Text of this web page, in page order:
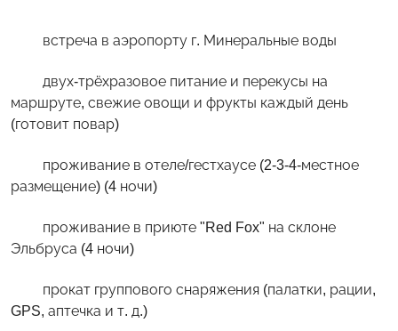
встреча в аэропорту г. Минеральные воды
двух-трёхразовое питание и перекусы на
маршруте, свежие овощи и фрукты каждый день
(готовит повар)
проживание в отеле/гестхаусе (2-3-4-местное
размещение) (4 ночи)
проживание в приюте "Red Fox" на склоне
Эльбруса (4 ночи)
прокат группового снаряжения (палатки, рации,
GPS, аптечка и т. д.)